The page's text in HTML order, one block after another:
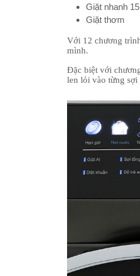
Giặt nhanh
Giặt thơm
Với 12 chương
mình.
Đặc biệt với
len lỏi vào từng